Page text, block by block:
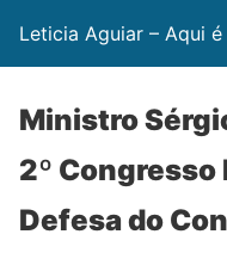
Leticia Aguiar – Aqui é
Ministro
2º
Defesa do